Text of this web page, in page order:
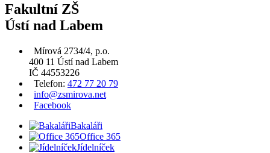
Fakultní ZŠ
Ústí nad Labem
Mírová 2734/4, p.o.
400 11 Ústí nad Labem
IČ 44553226
Telefon: 472 77 20 79
info@zsmirova.net
Facebook
Bakaláři
Office 365
Jídelníček